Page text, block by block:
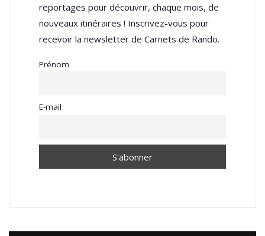
reportages pour découvrir, chaque mois, de
nouveaux itinéraires ! Inscrivez-vous pour
recevoir la newsletter de Carnets de Rando.
Prénom
E-mail